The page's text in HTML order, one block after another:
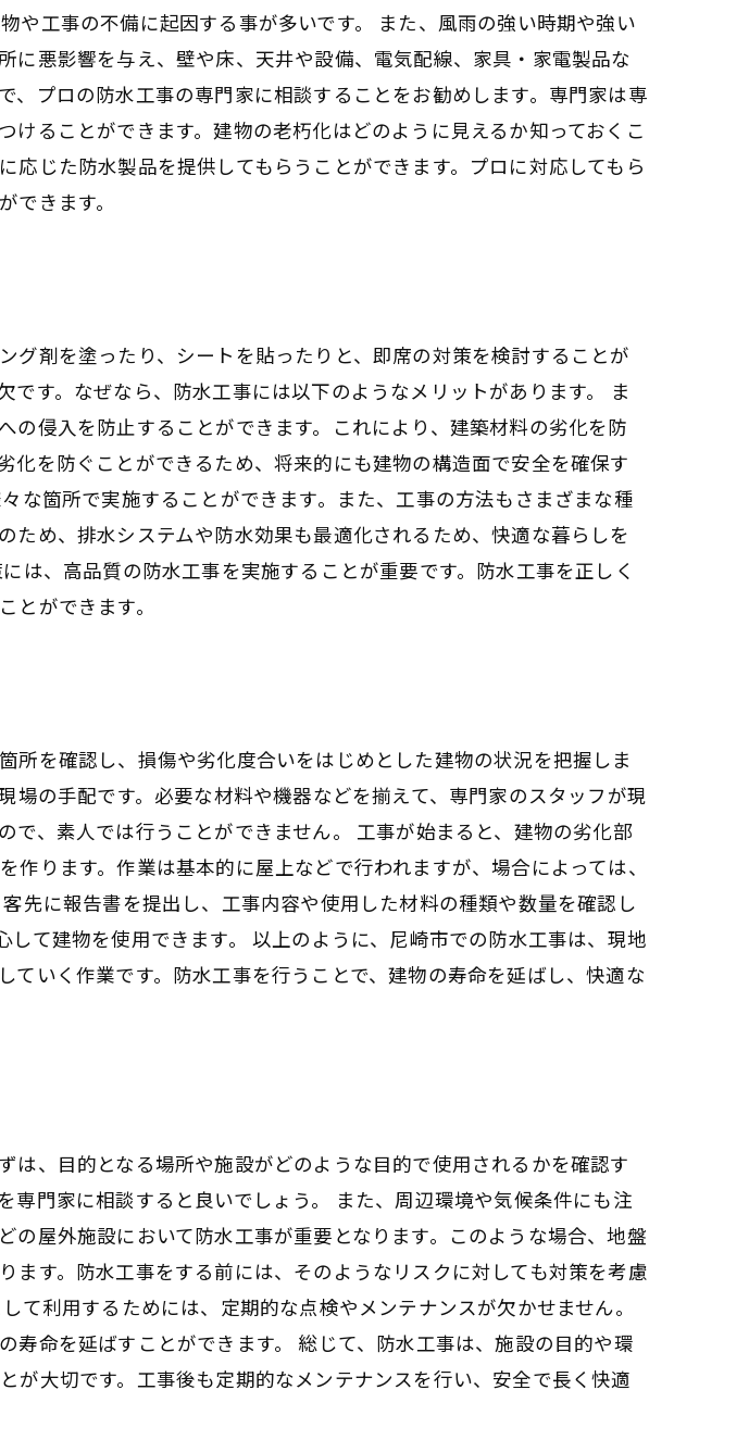
工事の不備に起因する事が多いです。 また、風雨の強い時期や強い
悪影響を与え、壁や床、天井や設備、電気配線、家具・家電製品な
プロの防水工事の専門家に相談することをお勧めします。専門家は専
ることができます。建物の老朽化はどのように見えるか知っておくこ
じた防水製品を提供してもらうことができます。プロに対応してもら
きます。
剤を塗ったり、シートを貼ったりと、即席の対策を検討することが
す。なぜなら、防水工事には以下のようなメリットがあります。 ま
侵入を防止することができます。これにより、建築材料の劣化を防
を防ぐことができるため、将来的にも建物の構造面で安全を確保す
な箇所で実施することができます。また、工事の方法もさまざまな種
め、排水システムや防水効果も最適化されるため、快適な暮らしを
は、高品質の防水工事を実施することが重要です。防水工事を正しく
ができます。
を確認し、損傷や劣化度合いをはじめとした建物の状況を把握しま
場の手配です。必要な材料や機器などを揃えて、専門家のスタッフが現
、素人では行うことができません。 工事が始まると、建物の劣化部
ります。作業は基本的に屋上などで行われますが、場合によっては、
先に報告書を提出し、工事内容や使用した材料の種類や数量を確認し
て建物を使用できます。 以上のように、尼崎市での防水工事は、現地
いく作業です。防水工事を行うことで、建物の寿命を延ばし、快適な
、目的となる場所や施設がどのような目的で使用されるかを確認す
門家に相談すると良いでしょう。 また、周辺環境や気候条件にも注
屋外施設において防水工事が重要となります。このような場合、地盤
す。防水工事をする前には、そのようなリスクに対しても対策を考慮
て利用するためには、定期的な点検やメンテナンスが欠かせません。
命を延ばすことができます。 総じて、防水工事は、施設の目的や環
大切です。工事後も定期的なメンテナンスを行い、安全で長く快適